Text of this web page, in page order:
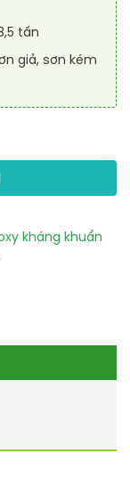
tấn
giả, sơn kém
trình bệnh
kháng khuẩn